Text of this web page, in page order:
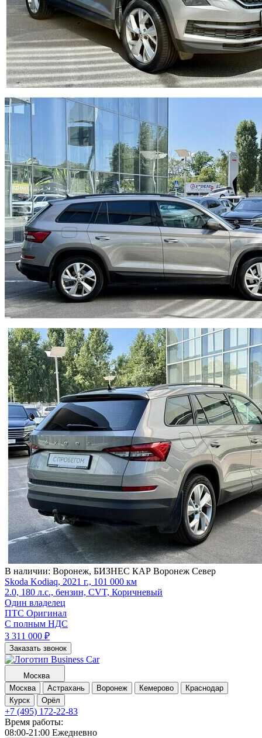
В наличии: Воронеж, БИЗНЕС КАР Воронеж Север
Skoda Kodiaq, 2021 г., 101 000 км
2.0, 180 л.с., бензин, CVT, Коричневый
Один владелец
ПТС Оригинал
С полным НДС
3 311 000 ₽
Заказать звонок
Москва
Москва
Астрахань Воронеж Кемерово
Краснодар
Курск
Орёл
+7 (495) 172-22-83
Время работы:
08:00-21:00 Ежедневно